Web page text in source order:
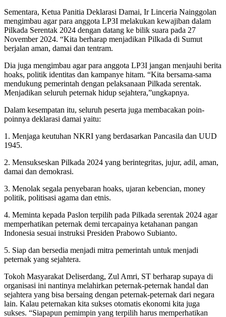
Sementara, Ketua Panitia Deklarasi Damai, Ir Linceria Nainggolan
mengimbau agar para anggota LP3I melakukan kewajiban dalam
Pilkada Serentak 2024 dengan datang ke bilik suara pada 27
November 2024. “Kita berharap menjadikan Pilkada di Sumut
berjalan aman, damai dan tentram.
Dia juga mengimbau agar para anggota LP3I jangan menjauhi berita
hoaks, politik identitas dan kampanye hitam. “Kita bersama-sama
mendukung pemerintah dengan pelaksanaan Pilkada serentak.
Menjadikan seluruh peternak hidup sejahtera,”ungkapnya.
Dalam kesempatan itu, seluruh peserta juga membacakan poin-
poinnya deklarasi damai yaitu:
1. Menjaga keutuhan NKRI yang berdasarkan Pancasila dan UUD
1945.
2. Mensukseskan Pilkada 2024 yang berintegritas, jujur, adil, aman,
damai dan demokrasi.
3. Menolak segala penyebaran hoaks, ujaran kebencian, money
politik, politisasi agama dan etnis.
4. Meminta kepada Paslon terpilih pada Pilkada serentak 2024 agar
memperhatikan peternak demi tercapainya ketahanan pangan
Indonesia sesuai instruksi Presiden Prabowo Subianto.
5. Siap dan bersedia menjadi mitra pemerintah untuk menjadi
peternak yang sejahtera.
Tokoh Masyarakat Deliserdang, Zul Amri, ST berharap supaya di
organisasi ini nantinya melahirkan peternak-peternak handal dan
sejahtera yang bisa bersaing dengan peternak-peternak dari negara
lain. Kalau peternakan kita sukses otomatis ekonomi kita juga
sukses. “Siapapun pemimpin yang terpilih harus memperhatikan